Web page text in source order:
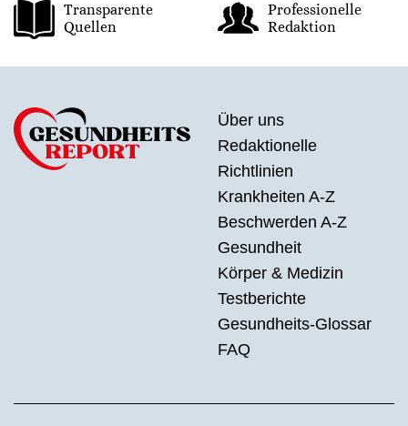
Transparente
Quellen
Professionelle
Redaktion
Über uns
Redaktionelle
Richtlinien
Krankheiten A-Z
Beschwerden A-Z
Gesundheit
Körper & Medizin
Testberichte
Gesundheits-Glossar
FAQ